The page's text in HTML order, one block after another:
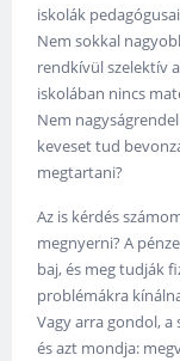
iskolák
Nem sokkal
rendkívül szelektív
iskolában nincs
Nem
keveset tud
megtartani?
Az is kérdés
megnyerni? A
baj, és meg tudják
problémákra
Vagy arra gondol,
és azt mondja: